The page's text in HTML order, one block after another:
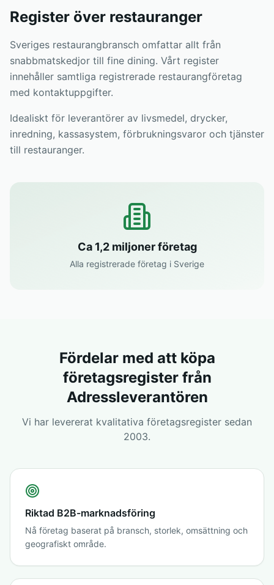
Register över restauranger
Sveriges restaurangbransch omfattar allt från
snabbmatskedjor till fine dining. Vårt register
innehåller samtliga registrerade restaurangföretag
med kontaktuppgifter.
Idealiskt för leverantörer av livsmedel, drycker,
inredning, kassasystem, förbrukningsvaror och tjänster
till restauranger.
Ca 1,2 miljoner företag
Alla registrerade företag i Sverige
Fördelar med att köpa
företagsregister från
Adressleverantören
Vi har levererat kvalitativa företagsregister sedan
2003.
Riktad B2B-marknadsföring
Nå företag baserat på bransch, storlek, omsättning och
geografiskt område.